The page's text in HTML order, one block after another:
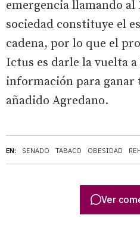
EN: SENADO TABACO OBESIDAD
emergencia llamando al
sociedad constituye el
cadena, por lo que el
Ictus es darle la vuelta
información para ganar
añadido Agredano.
Ver